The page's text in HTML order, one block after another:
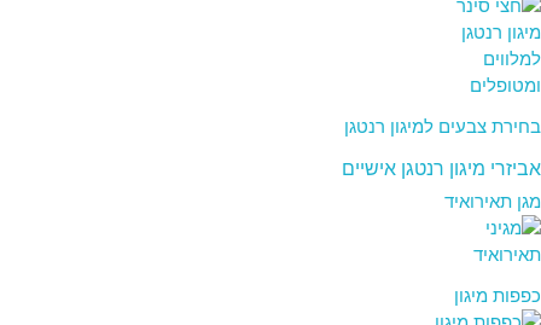
בחירת צבעים למיגון רנטגן
אביזרי מיגון רנטגן אישיים
מגן תאירואיד
כפפות מיגון